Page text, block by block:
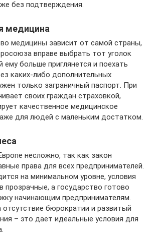
без подтверждения.
медицина
медицины зависит от самой страны,
вправе выбрать тот уголок
больше приглянется и поехать
каких-либо дополнительных
только заграничный паспорт. При
своих граждан страховкой,
качественное медицинское
для людей с маленьким достатком.
несложно, так как закон
права для всех предпринимателей.
на минимальном уровне, условия
прозрачные, а государство готово
начинающим предпринимателям.
бюрократии и развитый
– это дает идеальные условия для